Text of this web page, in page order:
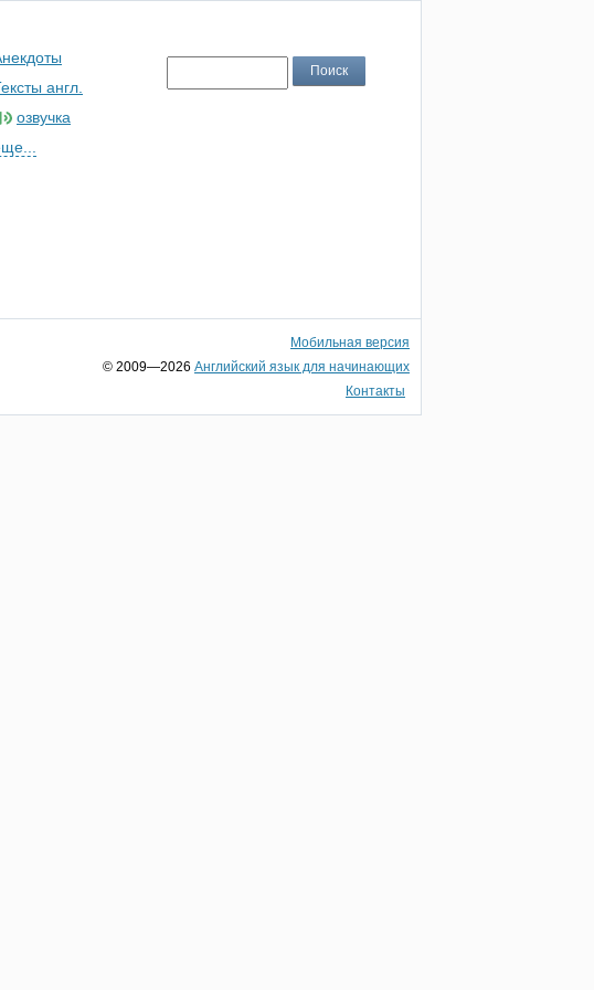
англ.
озвучка
Мобильная версия
© 2009—2026 Английский язык для начинающих
Контакты